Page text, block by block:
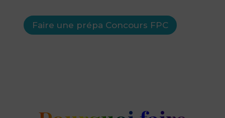
Faire une prépa Concours FPC